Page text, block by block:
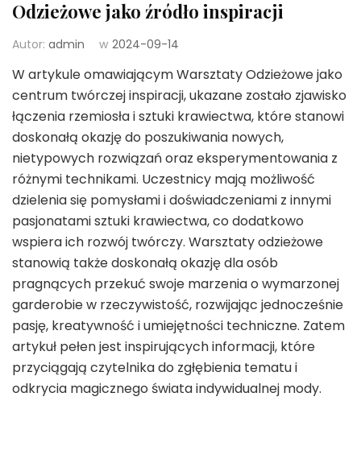
Odzieżowe jako źródło inspiracji
Autor: admin w 2024-09-14
W artykule omawiającym Warsztaty Odzieżowe jako
centrum twórczej inspiracji, ukazane zostało zjawisko
łączenia rzemiosła i sztuki krawiectwa, które stanowi
doskonałą okazję do poszukiwania nowych,
nietypowych rozwiązań oraz eksperymentowania z
różnymi technikami. Uczestnicy mają możliwość
dzielenia się pomysłami i doświadczeniami z innymi
pasjonatami sztuki krawiectwa, co dodatkowo
wspiera ich rozwój twórczy. Warsztaty odzieżowe
stanowią także doskonałą okazję dla osób
pragnących przekuć swoje marzenia o wymarzonej
garderobie w rzeczywistość, rozwijając jednocześnie
pasję, kreatywność i umiejętności techniczne. Zatem
artykuł pełen jest inspirujących informacji, które
przyciągają czytelnika do zgłębienia tematu i
odkrycia magicznego świata indywidualnej mody.